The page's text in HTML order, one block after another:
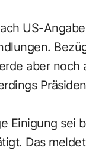
US-
aber
Einigung sei
Das